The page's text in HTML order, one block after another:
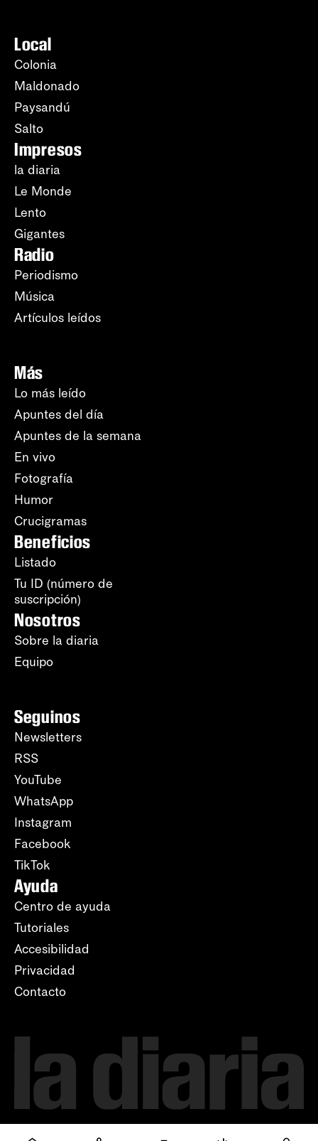
Local
Colonia
Maldonado
Paysandú
Salto
Impresos
la diaria
Le Monde
Lento
Gigantes
Radio
Periodismo
Música
Artículos leídos
Más
Lo más leído
Apuntes del día
Apuntes de la semana
En vivo
Fotografía
Humor
Crucigramas
Beneficios
Listado
Tu ID (número de
suscripción)
Nosotros
Sobre la diaria
Equipo
Seguinos
Newsletters
RSS
YouTube
WhatsApp
Instagram
Facebook
TikTok
Ayuda
Centro de ayuda
Tutoriales
Accesibilidad
Privacidad
Contacto